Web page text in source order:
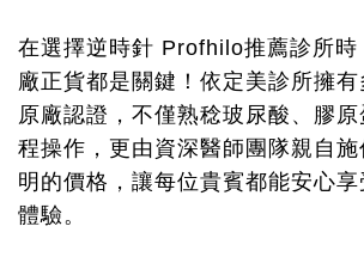
在選擇逆時針 Profhilo推薦診所時
廠正貨都是關鍵！依定美診所擁
原廠認證，不僅熟稔玻尿酸、膠
程操作，更由資深醫師團隊親自
明的價格，讓每位貴賓都能安心
體驗。